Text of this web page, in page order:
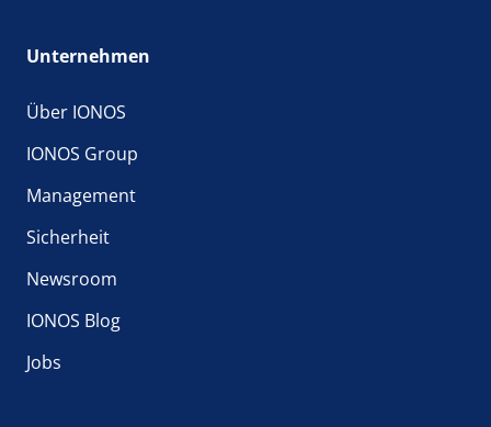
Unternehmen
Über IONOS
IONOS Group
Management
Sicherheit
Newsroom
IONOS Blog
Jobs